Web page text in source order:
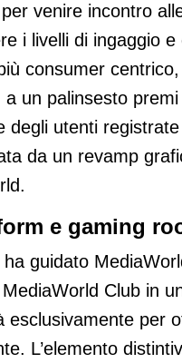
venire incontro
i livelli di ingaggio
consumer
a un palinsesto
degli utenti
da un revamp
e gaming
ha guidato
Club in
esclusivamente per
L’elemento